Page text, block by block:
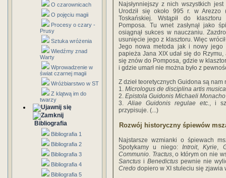
O czarownicach
O pojęciu magii
Procesy o czary -
Prusy
Sztuka wróżenia
Wiedźmy znad
Warty
Wprowadzenie w
świat czarnej magii
Wróżbiarstwo w ST
Z klątwą im do
twarzy
Bibliografia
Bibliografia 1
Bibliografia 2
Bibliografia 3
Bibliografia 4
Bibliografia 5
Najsłynniejszy z nich wszystkich jest
Urodził się około 995 r. w Arezzo
Toskańskiej. Wstąpił do klasztoru
Pomposa. Tu wnet zasłynął jako
osiągnął sukces w nauczaniu.
usunięcie jego z klasztoru. Więc
Jego nowa metoda jak i nowy jego
papieża Jana XIX udał się do
się znów do Pomposa, gdzie w
i gdzie umarł nie można było z
Z dzieł teoretycznych Guidona są nam
1. Micrologus de disciplina artis
2. Epistola Guidonis Michaeli
3.Aliae Guidonis regulae etc., i
przypisuje. (...)
Rozwój historyczny śpiewów
Najstarsze wzmianki o śpiewach
Spotykamy u niego:Introit,Kyrie,
Communio. Tractus, o którym on nie
Sanctus i Benedictuspewnie nie
Credo dopiero w XI stuleciu się zjawia